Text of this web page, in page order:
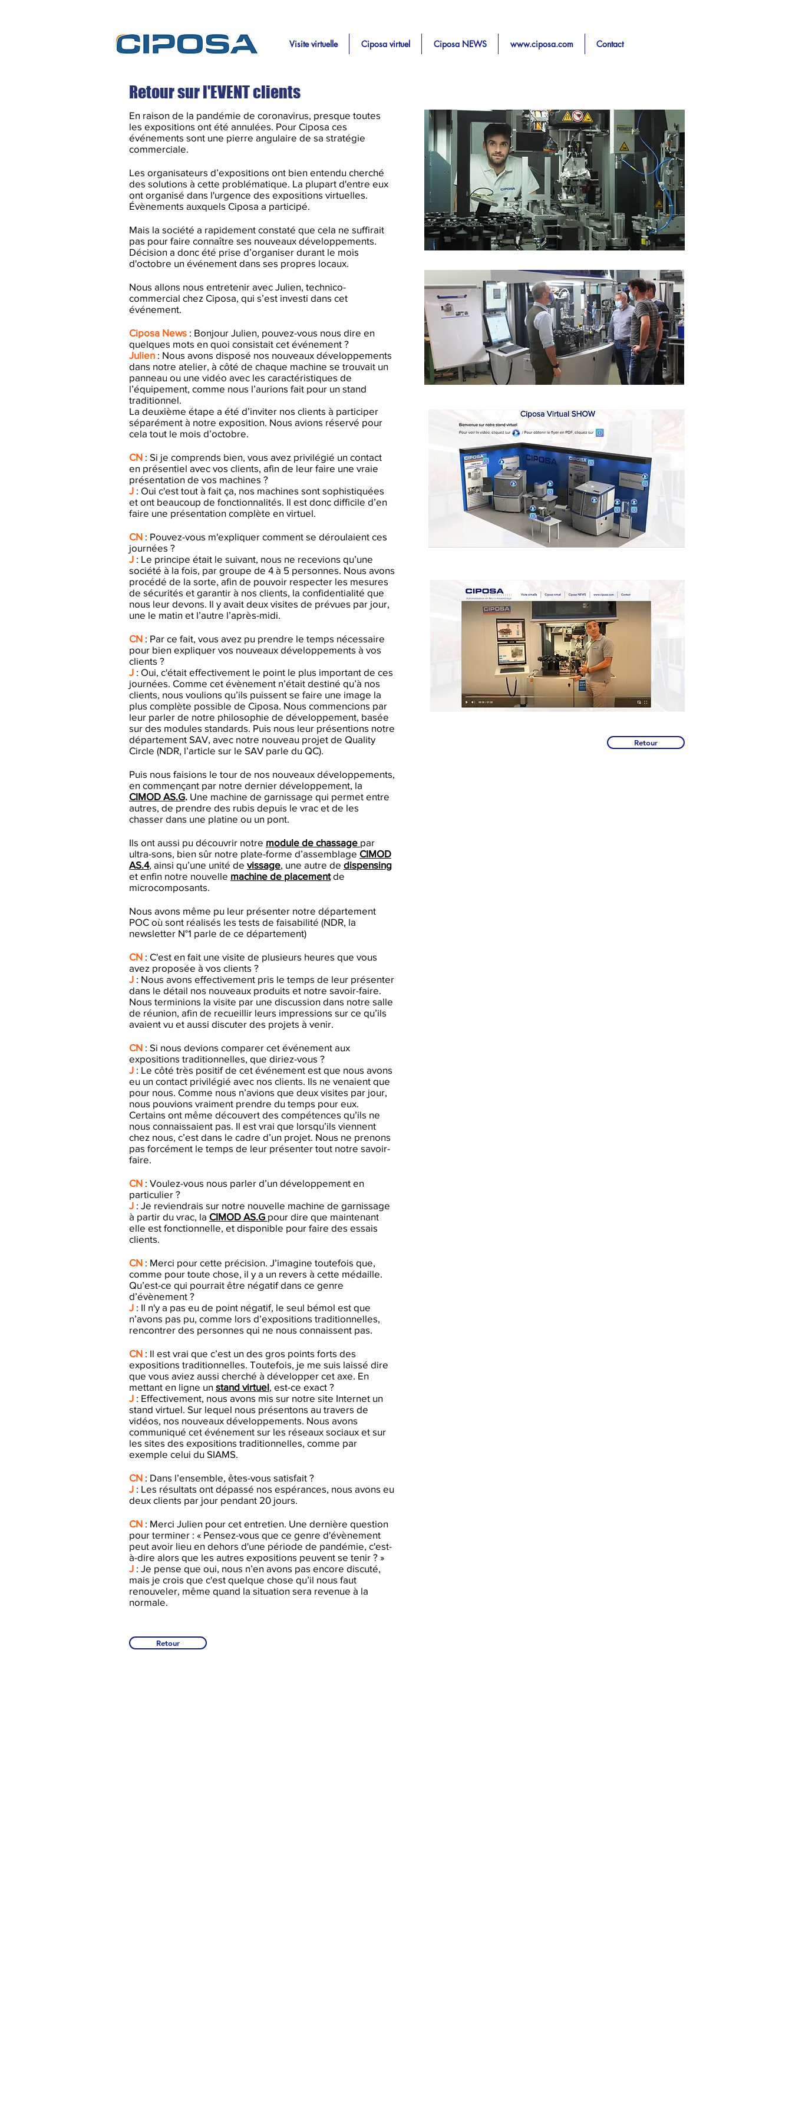
Visite virtuelle Ciposa virtuel Ciposa NEWS www.ciposa.com Contact
Retour sur l'EVENT clients
En raison de la pandémie de coronavirus, presque toutes
les expositions ont été annulées. Pour Ciposa ces
événements sont une pierre angulaire de sa stratégie
commerciale.
Les organisateurs d’expositions ont bien entendu cherché
des solutions à cette problématique. La plupart d'entre eux
ont organisé dans l'urgence des expositions virtuelles.
Évènements auxquels Ciposa a participé.
Mais la société a rapidement constaté que cela ne suffirait
pas pour faire connaître ses nouveaux développements.
Décision a donc été prise d’organiser durant le mois
d'octobre un événement dans ses propres locaux.
Nous allons nous entretenir avec Julien, technico-
commercial chez Ciposa, qui s’est investi dans cet
événement.
Ciposa News : Bonjour Julien, pouvez-vous nous dire en
quelques mots en quoi consistait cet événement ?
Julien : Nous avons disposé nos nouveaux développements
dans notre atelier, à côté de chaque machine se trouvait un
panneau ou une vidéo avec les caractéristiques de
l’équipement, comme nous l’aurions fait pour un stand
traditionnel.
La deuxième étape a été d’inviter nos clients à participer
séparément à notre exposition. Nous avions réservé pour
cela tout le mois d’octobre.
CN : Si je comprends bien, vous avez privilégié un contact
en présentiel avec vos clients, afin de leur faire une vraie
présentation de vos machines ?
J : Oui c'est tout à fait ça, nos machines sont sophistiquées
et ont beaucoup de fonctionnalités. Il est donc difficile d’en
faire une présentation complète en virtuel.
CN : Pouvez-vous m'expliquer comment se déroulaient ces
journées ?
J : Le principe était le suivant, nous ne recevions qu’une
société à la fois, par groupe de 4 à 5 personnes. Nous avons
procédé de la sorte, afin de pouvoir respecter les mesures
de sécurités et garantir à nos clients, la confidentialité que
nous leur devons. Il y avait deux visites de prévues par jour,
une le matin et l’autre l’après-midi.
CN : Par ce fait, vous avez pu prendre le temps nécessaire
pour bien expliquer vos nouveaux développements à vos
clients ?
J : Oui, c'était effectivement le point le plus important de ces
journées. Comme cet évènement n’était destiné qu’à nos
clients, nous voulions qu’ils puissent se faire une image la
plus complète possible de Ciposa. Nous commencions par
leur parler de notre philosophie de développement, basée
sur des modules standards. Puis nous leur présentions notre
département SAV, avec notre nouveau projet de Quality
Circle (NDR, l’article sur le SAV parle du QC).
Puis nous faisions le tour de nos nouveaux développements,
en commençant par notre dernier développement, la
CIMOD AS.G. Une machine de garnissage qui permet entre
autres, de prendre des rubis depuis le vrac et de les
chasser dans une platine ou un pont.
Ils ont aussi pu découvrir notre module de chassage par
ultra-sons, bien sûr notre plate-forme d’assemblage CIMOD
AS.4, ainsi qu’une unité de vissage, une autre de dispensing
et enfin notre nouvelle machine de placementde
microcomposants.
Nous avons même pu leur présenter notre département
POC où sont réalisés les tests de faisabilité (NDR, la
newsletter N°1 parle de ce département)
CN : C'est en fait une visite de plusieurs heures que vous
avez proposée à vos clients ?
J : Nous avons effectivement pris le temps de leur présenter
dans le détail nos nouveaux produits et notre savoir-faire.
Nous terminions la visite par une discussion dans notre salle
de réunion, afin de recueillir leurs impressions sur ce qu’ils
avaient vu et aussi discuter des projets à venir.
CN : Si nous devions comparer cet événement aux
expositions traditionnelles, que diriez-vous ?
J : Le côté très positif de cet événement est que nous avons
eu un contact privilégié avec nos clients. Ils ne venaient que
pour nous. Comme nous n’avions que deux visites par jour,
nous pouvions vraiment prendre du temps pour eux.
Certains ont même découvert des compétences qu’ils ne
nous connaissaient pas. Il est vrai que lorsqu’ils viennent
chez nous, c’est dans le cadre d’un projet. Nous ne prenons
pas forcément le temps de leur présenter tout notre savoir-
faire.
CN : Voulez-vous nous parler d’un développement en
particulier ?
J : Je reviendrais sur notre nouvelle machine de garnissage
à partir du vrac, la CIMOD AS.G pour dire que maintenant
elle est fonctionnelle, et disponible pour faire des essais
clients.
CN : Merci pour cette précision. J’imagine toutefois que,
comme pour toute chose, il y a un revers à cette médaille.
Qu’est-ce qui pourrait être négatif dans ce genre
d’évènement ?
J : Il n'y a pas eu de point négatif, le seul bémol est que
n’avons pas pu, comme lors d’expositions traditionnelles,
rencontrer des personnes qui ne nous connaissent pas.
CN : Il est vrai que c’est un des gros points forts des
expositions traditionnelles. Toutefois, je me suis laissé dire
que vous aviez aussi cherché à développer cet axe. En
mettant en ligne un stand virtuel, est-ce exact ?
J : Effectivement, nous avons mis sur notre site Internet un
stand virtuel. Sur lequel nous présentons au travers de
vidéos, nos nouveaux développements. Nous avons
communiqué cet événement sur les réseaux sociaux et sur
les sites des expositions traditionnelles, comme par
exemple celui du SIAMS.
CN : Dans l’ensemble, êtes-vous satisfait ?
J : Les résultats ont dépassé nos espérances, nous avons eu
deux clients par jour pendant 20 jours.
CN : Merci Julien pour cet entretien. Une dernière question
pour terminer : « Pensez-vous que ce genre d'évènement
peut avoir lieu en dehors d'une période de pandémie, c'est-
à-dire alors que les autres expositions peuvent se tenir ? »
J : Je pense que oui, nous n’en avons pas encore discuté,
mais je crois que c'est quelque chose qu’il nous faut
renouveler, même quand la situation sera revenue à la
normale.
Retour
Retour